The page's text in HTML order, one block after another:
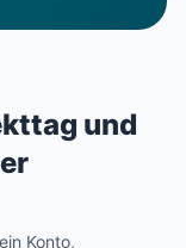
und
Konto,